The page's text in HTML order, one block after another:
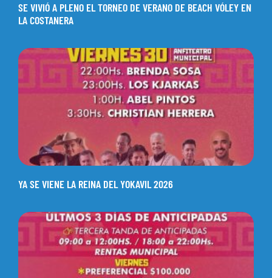
SE VIVIÓ A PLENO EL TORNEO DE VERANO DE BEACH VÓLEY EN
LA COSTANERA
YA SE VIENE LA REINA DEL YOKAVIL 2026